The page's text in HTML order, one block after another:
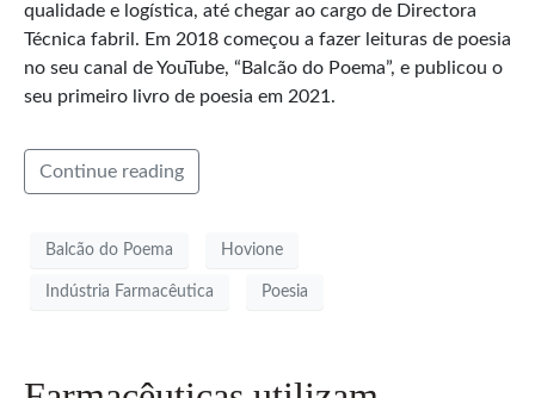
qualidade e logística, até chegar ao cargo de Directora
Técnica fabril. Em 2018 começou a fazer leituras de poesia
no seu canal de YouTube, “Balcão do Poema”, e publicou o
seu primeiro livro de poesia em 2021.
Continue reading
Balcão do Poema Hovione
Indústria Farmacêutica Poesia